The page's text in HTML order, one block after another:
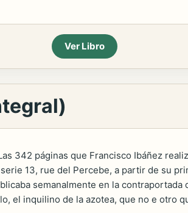
Ver Libro
342 páginas que Francisco Ibáñez
13, rue del Percebe, a partir de su
semanalmente en la
el inquilino de la azotea, que no e otro